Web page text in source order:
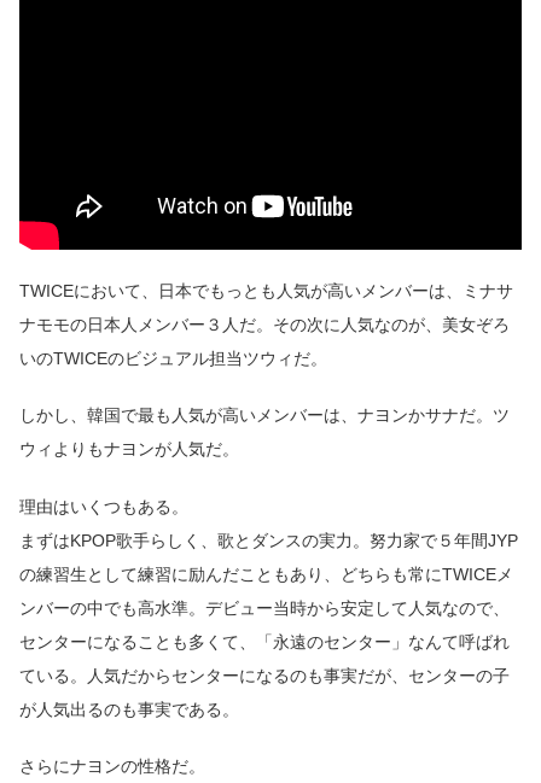
TWICEにおいて、日本でもっとも人気が高いメンバーは、ミナサ
ナモモの日本人メンバー３人だ。その次に人気なのが、美女ぞろ
いのTWICEのビジュアル担当ツウィだ。
しかし、韓国で最も人気が高いメンバーは、ナヨンかサナだ。ツ
ウィよりもナヨンが人気だ。
理由はいくつもある。
まずはKPOP歌手らしく、歌とダンスの実力。努力家で５年間JYP
の練習生として練習に励んだこともあり、どちらも常にTWICEメ
ンバーの中でも高水準。デビュー当時から安定して人気なので、
センターになることも多くて、「永遠のセンター」なんて呼ばれ
ている。人気だからセンターになるのも事実だが、センターの子
が人気出るのも事実である。
さらにナヨンの性格だ。